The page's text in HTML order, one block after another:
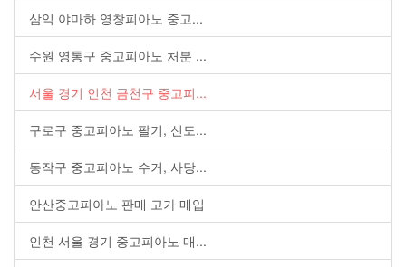
삼익 야마하 영창피아노 중고...
수원 영통구 중고피아노 처분 ...
서울 경기 인천 금천구 중고피...
구로구 중고피아노 팔기, 신도...
동작구 중고피아노 수거, 사당...
안산중고피아노 판매 고가 매입
인천 서울 경기 중고피아노 매...